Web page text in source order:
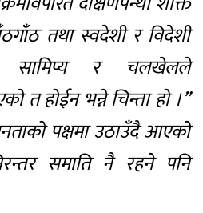
तथा स्वदेशी र विदेशी
सामिप्य र चलखेलले
त होईन भन्ने चिन्ता हो ।”
पक्षमा उठाउँदै आएको
समाति नै रहने पनि